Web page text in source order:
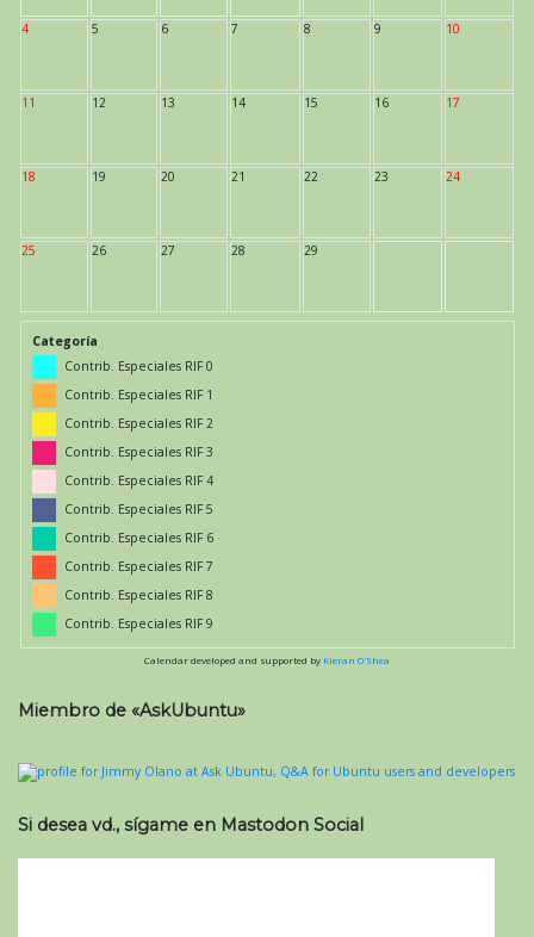
4 5 6 7 8 9 10
11 12 13 14 15 16 17
18 19 20 21 22 23 24
25 26 27 28 29
Categoría
Contrib. Especiales RIF 0
Contrib. Especiales RIF 1
Contrib. Especiales RIF 2
Contrib. Especiales RIF 3
Contrib. Especiales RIF 4
Contrib. Especiales RIF 5
Contrib. Especiales RIF 6
Contrib. Especiales RIF 7
Contrib. Especiales RIF 8
Contrib. Especiales RIF 9
Calendar developed and supported by Kieran O'Shea
Miembro de «AskUbuntu»
Si desea vd., sígame en Mastodon Social